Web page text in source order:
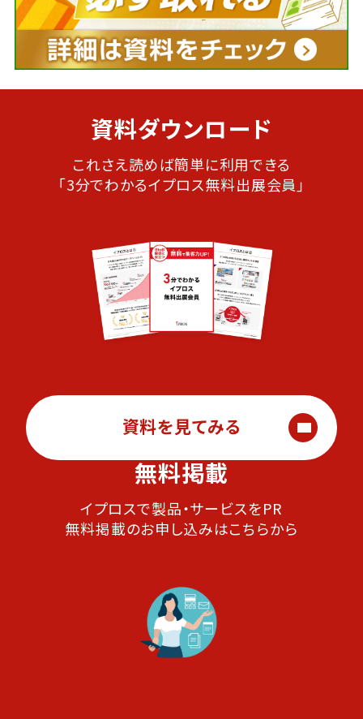
資料ダウンロード
これさえ読めば簡単に利用できる
「3分でわかるイプロス無料出展会員」
資料を見てみる
無料掲載
イプロスで製品・サービスをPR
無料掲載のお申し込みはこちらから